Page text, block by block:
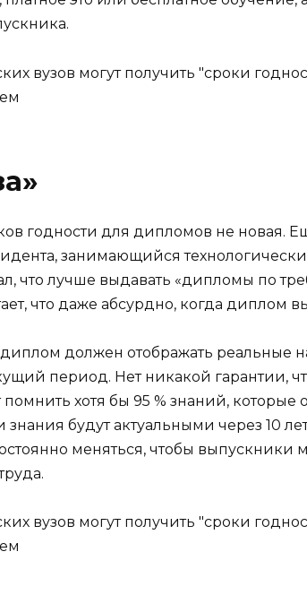
годности для дипломов не новая.
занимающийся
что лучше выдавать «дипломы по
что даже абсурдно, когда диплом
диплом должен отображать реальные
период. Нет никакой гарантии,
помнить хотя бы 95 % знаний, которые
знания будут актуальными через 10
меняться, чтобы выпускники